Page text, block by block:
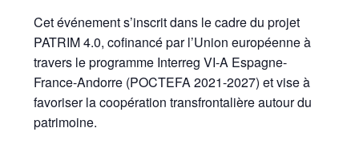
Cet événement s’inscrit dans le cadre du projet
PATRIM 4.0, cofinancé par l’Union européenne à
travers le programme Interreg VI-A Espagne-
France-Andorre (POCTEFA 2021-2027) et vise à
favoriser la coopération transfrontalière autour du
patrimoine.